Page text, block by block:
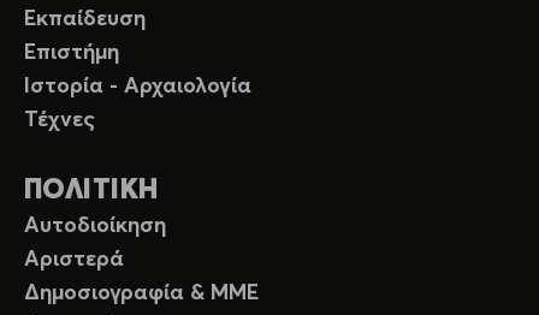
Εκπαίδευση
Επιστήμη
Ιστορία - Αρχαιολογία
Τέχνες
ΠΟΛΙΤΙΚΗ
Αυτοδιοίκηση
Αριστερά
Δημοσιογραφία & ΜΜΕ